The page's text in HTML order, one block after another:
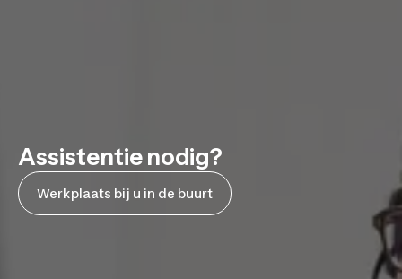
Assistentie nodig?
Werkplaats bij u in de buurt